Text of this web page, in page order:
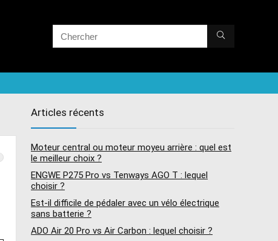
Articles récents
Moteur central ou moteur moyeu arrière : quel est
le meilleur choix ?
ENGWE P275 Pro vs Tenways AGO T : lequel
choisir ?
Est-il difficile de pédaler avec un vélo électrique
sans batterie ?
ADO Air 20 Pro vs Air Carbon : lequel choisir ?